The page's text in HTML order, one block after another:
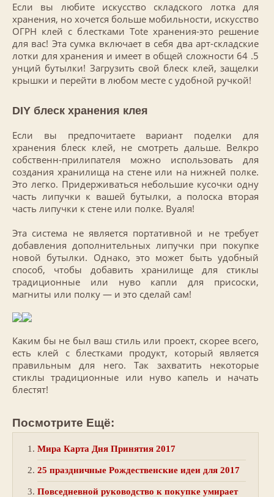
Если вы любите искусство складского лотка для
хранения, но хочется больше мобильности, искусство
ОГРН клей с блестками Tote хранения-это решение
для вас! Эта сумка включает в себя два арт-складские
лотки для хранения и имеет в общей сложности 64 .5
унций бутылки! Загрузить свой блеск клей, защелки
крышки и перейти в любом месте с удобной ручкой!
DIY блеск хранения клея
Если вы предпочитаете вариант поделки для
хранения блеск клей, не смотреть дальше. Велкро
собственн-прилипателя можно использовать для
создания хранилища на стене или на нижней полке.
Это легко. Придерживаться небольшие кусочки одну
часть липучки к вашей бутылки, а полоска вторая
часть липучки к стене или полке. Вуаля!
Эта система не является портативной и не требует
добавления дополнительных липучки при покупке
новой бутылки. Однако, это может быть удобный
способ, чтобы добавить хранилище для стиклы
традиционные или нуво капли для присоски,
магниты или полку — и это сделай сам!
Каким бы не был ваш стиль или проект, скорее всего,
есть клей с блестками продукт, который является
правильным для него. Так захватить некоторые
стиклы традиционные или нуво капель и начать
блестят!
Посмотрите Ещё:
Мира Карта Дня Принятия 2017
25 праздничные Рождественские идеи для 2017
Повседневной руководство к покупке умирает